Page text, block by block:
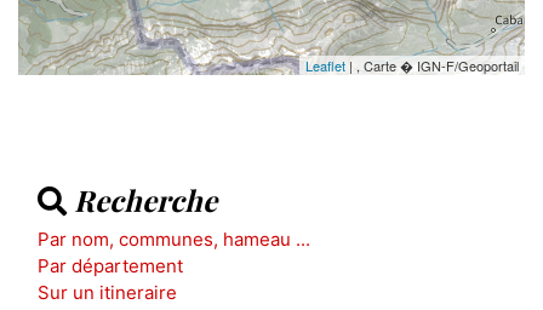
Leaflet | , Carte � IGN-F/Geoportail
Recherche
Par nom, communes, hameau ...
Par département
Sur un itineraire